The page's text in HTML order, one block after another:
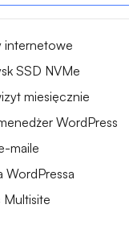
internetowe
SSD NVMe
miesięcznie
WordPress
maile
WordPressa
Multisite